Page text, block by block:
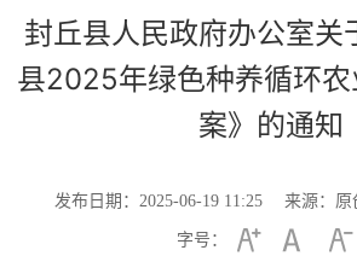
封丘县人民政府办公室关
县2025年绿色种养循环
案》的通知
发布日期：2025-06-19 11:25 来源：原
字号：